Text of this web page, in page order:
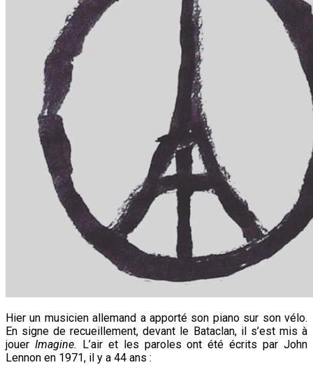
Hier un musicien allemand a apporté son piano sur son vélo.
En signe de recueillement, devant le Bataclan, il s’est mis à
jouer Imagine. L’air et les paroles ont été écrits par John
Lennon en 1971, il y a 44 ans :